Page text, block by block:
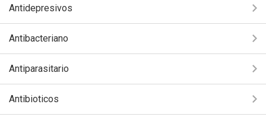
Antidepresivos
Antibacteriano
Antiparasitario
Antibioticos